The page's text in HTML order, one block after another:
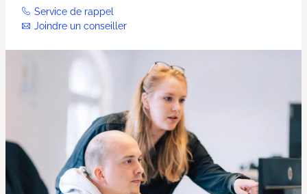
Service de rappel
Joindre un conseiller